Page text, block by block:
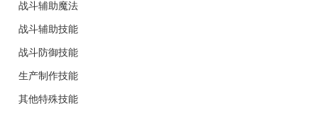
战斗辅助魔法
战斗辅助技能
战斗防御技能
生产制作技能
其他特殊技能